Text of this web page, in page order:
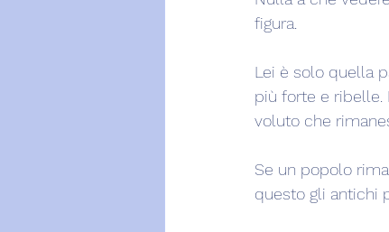
figura.
Lei è solo quella
più forte e ribelle.
voluto che
Se un popolo
questo gli antichi